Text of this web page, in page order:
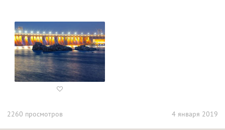

4 января 2019
2260 просмотров